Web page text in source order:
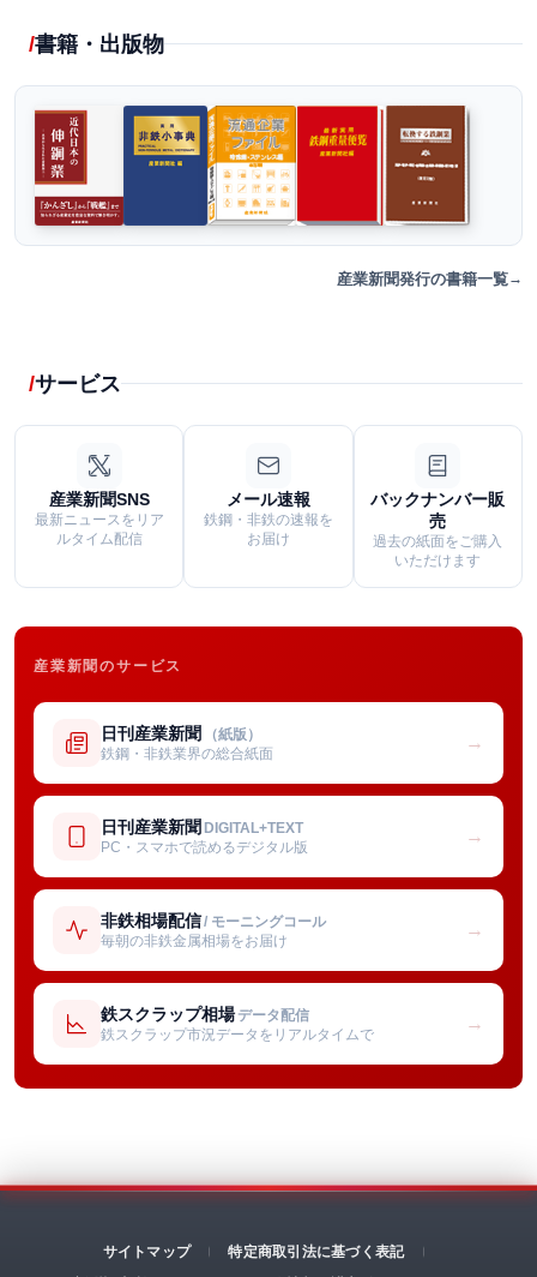
書籍・出版物
産業新聞発行の書籍一覧
サービス
産業新聞SNS
最新ニュースをリア
ルタイム配信
メール速報
鉄鋼・非鉄の速報を
お届け
バックナンバー販
売
過去の紙面をご購入
いただけます
産業新聞のサービス
日刊産業新聞 （紙版）
鉄鋼・非鉄業界の総合紙面
→
日刊産業新聞 DIGITAL+TEXT
PC・スマホで読めるデジタル版
→
非鉄相場配信/ モーニングコール
毎朝の非鉄金属相場をお届け
→
鉄スクラップ相場 データ配信
鉄スクラップ市況データをリアルタイムで
→
サイトマップ
特定商取引法に基づく表記